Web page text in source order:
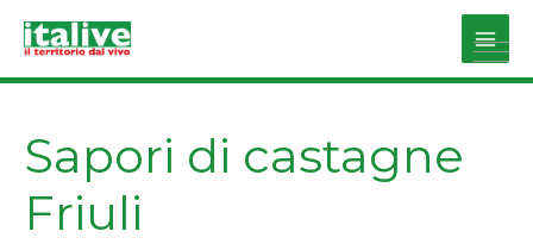
Main
Sapori di castagne
Friuli